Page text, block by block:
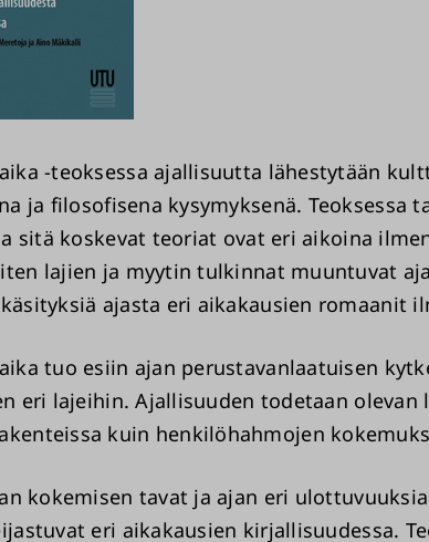
-teoksessa ajallisuutta lähestytään
ja filosofisena kysymyksenä. Teoksessa
sitä koskevat teoriat ovat eri aikoina
lajien ja myytin tulkinnat muuntuvat
ajasta eri aikakausien romaanit
tuo esiin ajan perustavanlaatuisen
eri lajeihin. Ajallisuuden todetaan olevan
kuin henkilöhahmojen
kokemisen tavat ja ajan eri
eri aikakausien kirjallisuudessa.